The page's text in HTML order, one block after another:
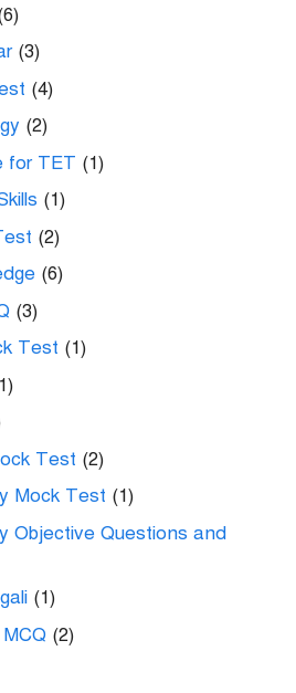
(3)
(4)
(2)
for TET (1)
(1)
(2)
(6)
(3)
Test (1)
Test (2)
Mock Test (1)
Objective Questions and
(1)
(2)